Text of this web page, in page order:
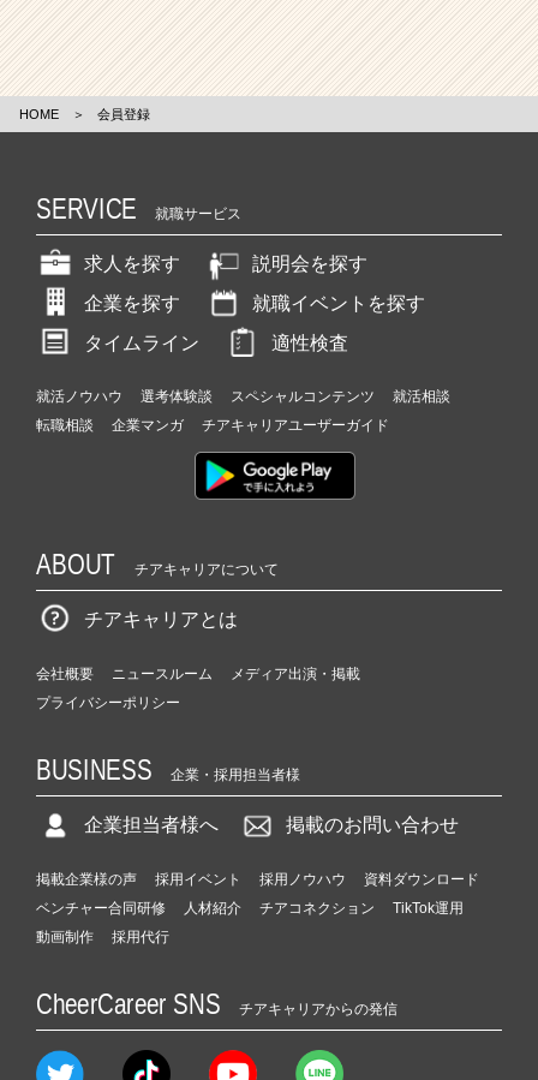
HOME ＞ 会員登録
SERVICE 就職サービス
求人を探す
説明会を探す
企業を探す
就職イベントを探す
タイムライン
適性検査
就活ノウハウ 選考体験談 スペシャルコンテンツ
就活相談
転職相談
企業マンガ チアキャリアユーザーガイド
ABOUT チアキャリアについて
チアキャリアとは
会社概要 ニュースルーム
メディア出演・掲載
プライバシーポリシー
BUSINESS 企業・採用担当者様
企業担当者様へ 掲載のお問い合わせ
掲載企業様の声 採用イベント 採用ノウハウ
資料ダウンロード
ベンチャー合同研修
人材紹介 チアコネクション
TikTok運用
動画制作
採用代行
CheerCareer SNS チアキャリアからの発信